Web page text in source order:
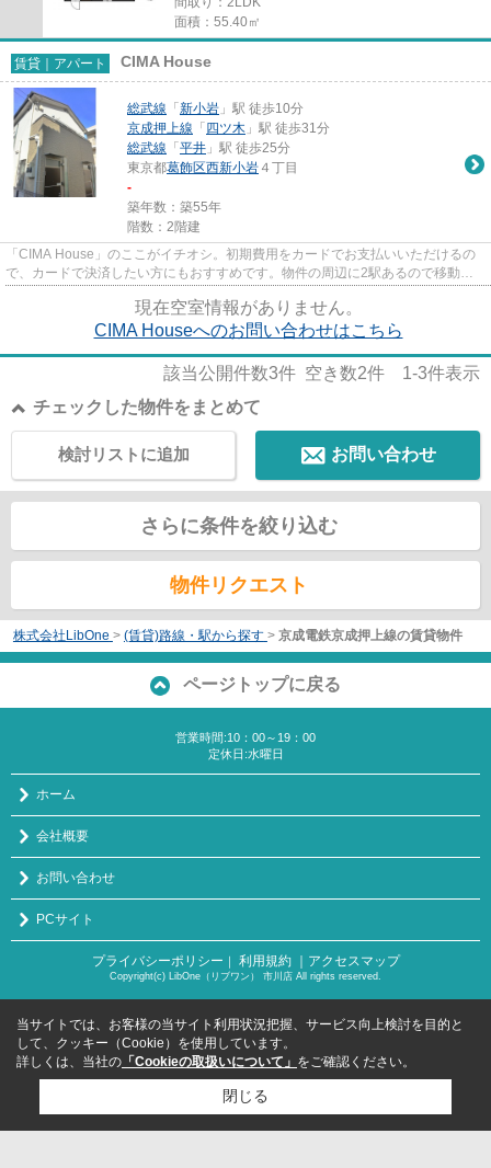
面積：55.40㎡
賃貸｜アパート CIMA House
総武線 「 新小岩 」駅 徒歩10分
京成押上線 「 四ツ木 」駅 徒歩31分
総武線 「 平井 」駅 徒歩25分
東京都葛飾区西新小岩 ４丁目
-
築年数：築55年
階数：2階建
「CIMA House」のここがイチオシ。初期費用をカードでお支払いいただけるの
で、カードで決済したい方にもおすすめです。物件の周辺に2駅あるので移動範
現在空室情報がありません。
CIMA Houseへのお問い合わせはこちら
該当公開件数3件 空き数2件 1-3件表示
チェックした物件をまとめて
お問い合わせ
検討リストに追加
さらに条件を絞り込む
物件リクエスト
株式会社LibOne > (賃貸)路線・駅から探す > 京成電鉄京成押上線の賃貸物件
ページトップに戻る
営業時間:10：00～19：00
定休日:水曜日
ホーム
会社概要
お問い合わせ
PCサイト
プライバシーポリシー ｜ 利用規約 ｜アクセスマップ
Copyright(c) LibOne（リブワン） 市川店 All rights reserved.
当サイトでは、お客様の当サイト利用状況把握、サービス向上検討を目的と
して、クッキー（Cookie）を使用しています。
詳しくは、当社の 「Cookieの取扱いについて」 をご確認ください。
閉じる